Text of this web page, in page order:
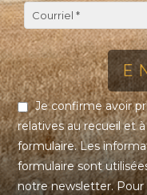
Je confirme avoir
relatives au recueil et
formulaire. Les
formulaire sont
notre newsletter.